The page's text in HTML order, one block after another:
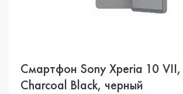
Смартфон Sony Xperia 10
Charcoal Black, черный